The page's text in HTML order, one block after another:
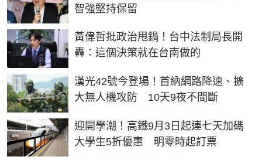
智強堅持保留
黃偉哲批政治甩鍋！台中法制局長開
轟：這個決策就在台南做的
漢光42號今登場！首納網路降速、擴
大無人機攻防 10天9夜不間斷
迎開學潮！高鐵9月3日起連七天加碼
大學生5折優惠 明零時起訂票